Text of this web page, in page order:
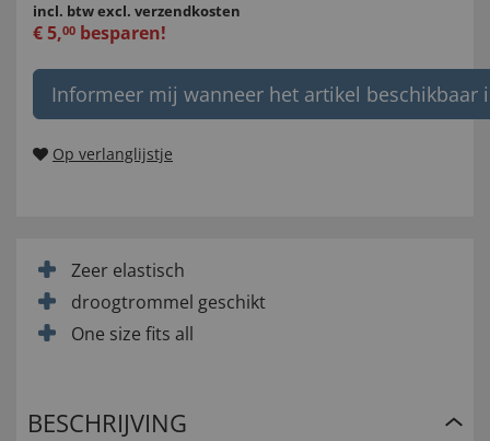
incl. btwexcl. verzendkosten
€5,00 besparen!
Informeer mij wanneer het artikel beschikbaar
Op verlanglijstje
Zeer elastisch
droogtrommel geschikt
One size fits all
BESCHRIJVING